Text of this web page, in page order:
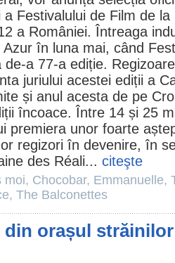
a Festivalului de Film de la
a României. Întreaga
în luna mai, când
de-a 77-a ediție.
juriului acestei ediții a
și anul acesta de pe
încoace. Între 14 și 25
premiera unor foarte
regizori în devenire, în
des Réali... citeşte
moi, Chocobar, Emmanuelle,
, The Balconettes
din orașul străinilor